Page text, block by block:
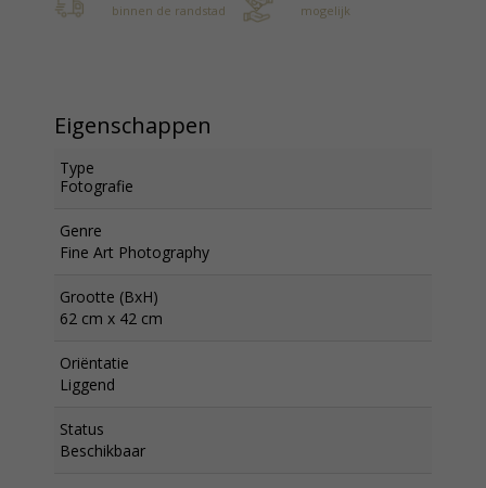
binnen de randstad
mogelijk
Eigenschappen
Type
Fotografie
Genre
Fine Art Photography
Grootte (BxH)
62 cm x 42 cm
Oriëntatie
Liggend
Status
Beschikbaar